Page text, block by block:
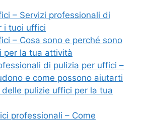
– Servizi professionali di
i tuoi uffici
– Cosa sono e perché sono
per la tua attività
di pulizia per uffici –
e come possono aiutarti
delle pulizie uffici per la tua
professionali – Come